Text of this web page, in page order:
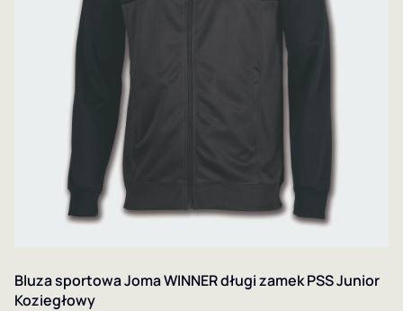
Bluza sportowa Joma WINNER długi zamek PSS Junior
Koziegłowy